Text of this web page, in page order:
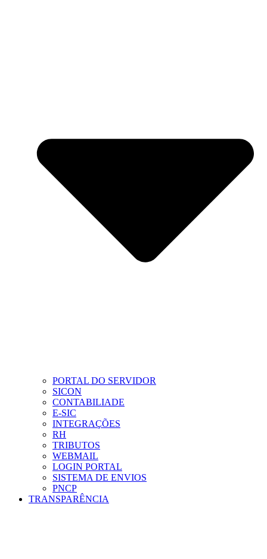
PORTAL DO SERVIDOR
SICON
CONTABILIADE
E-SIC
INTEGRAÇÕES
RH
TRIBUTOS
WEBMAIL
LOGIN PORTAL
SISTEMA DE ENVIOS
PNCP
TRANSPARÊNCIA